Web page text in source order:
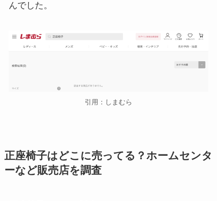
んでした。
引用：しまむら
正座椅子はどこに売ってる？ホームセンタ
ーなど販売店を調査